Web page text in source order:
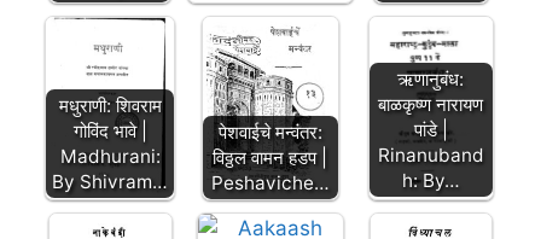
मधुराणी: शिवराम
गोविंद भावे |
Madhurani:
By Shivram…
पेशवाईचे मन्वंतर:
विठ्ठल वामन हडप |
Peshaviche…
ऋणानुबंध:
बाळकृष्ण नारायण
पांडे |
Rinanuband
h: By…